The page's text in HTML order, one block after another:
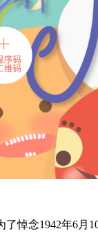
悼念1942年6月